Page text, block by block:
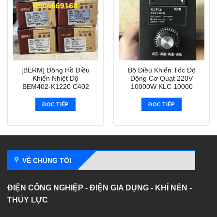
[BERM] Đồng Hồ Điều
Khiển Nhiệt Độ
BEM402-K1220 C402
ĐỌC TIẾP
Bộ Điều Khiển Tốc Độ
Động Cơ Quạt 220V
10000W KLC 10000
ĐỌC TIẾP
VỀ CHÚNG TÔI
ĐIỆN CÔNG NGHIỆP - ĐIỆN GIA DỤNG - KHÍ NÉN -
THỦY LỰC